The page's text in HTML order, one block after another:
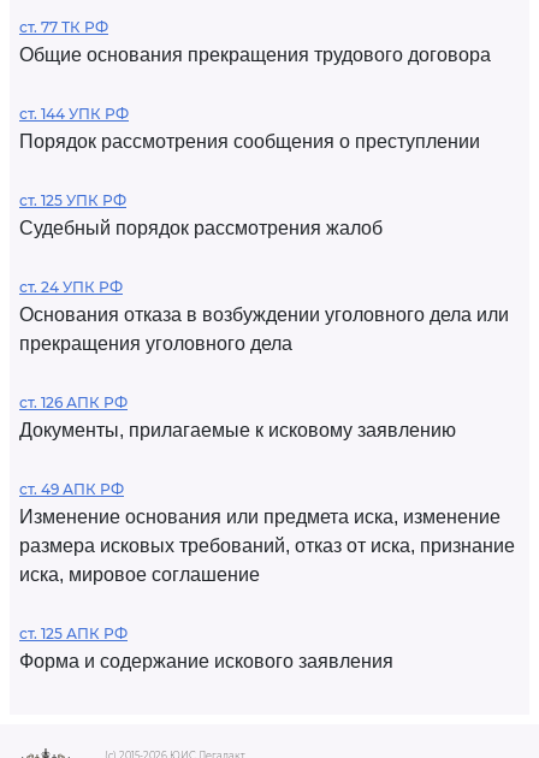
ст. 77 ТК РФ
Общие основания прекращения трудового договора
ст. 144 УПК РФ
Порядок рассмотрения сообщения о преступлении
ст. 125 УПК РФ
Судебный порядок рассмотрения жалоб
ст. 24 УПК РФ
Основания отказа в возбуждении уголовного дела или
прекращения уголовного дела
ст. 126 АПК РФ
Документы, прилагаемые к исковому заявлению
ст. 49 АПК РФ
Изменение основания или предмета иска, изменение
размера исковых требований, отказ от иска, признание
иска, мировое соглашение
ст. 125 АПК РФ
Форма и содержание искового заявления
(c) 2015-2026 ЮИС Легалакт